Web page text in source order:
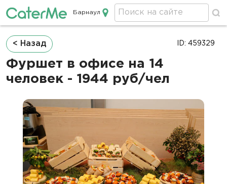
Кейтеринг в Барнауле
Барнаул
Строка
навигации
< Назад
Фуршет в офисе на 14
человек - 1944 руб/чел
ID: 459329